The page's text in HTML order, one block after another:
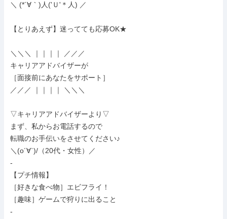
＼ (*´∀｀)人('Ｕ'＊人) ／
【とりあえず】迷ってても応募OK★
＼＼＼ ｜｜｜｜ ／／／
キャリアアドバイザーが
［面接前にあなたをサポート］
／／／ ｜｜｜｜ ＼＼＼
▽キャリアアドバイザーより▽
まず、私からお電話するので
転職のお手伝いをさせてください♪
＼(o´∀`)/（20代・女性）／
-
【プチ情報】
［好きな食べ物］エビフライ！
［趣味］ゲームで狩りに出ること
-